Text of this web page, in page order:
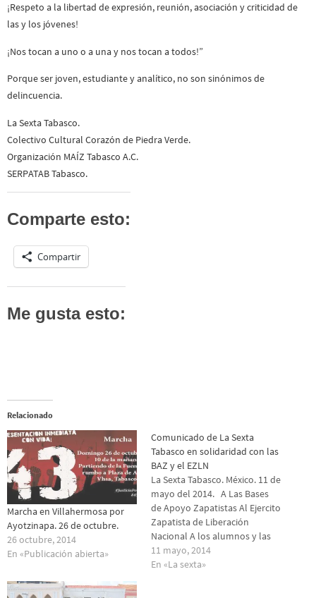
¡Respeto a la libertad de expresión, reunión, asociación y criticidad de
las y los jóvenes!
¡Nos tocan a uno o a una y nos tocan a todos!”
Porque ser joven, estudiante y analítico, no son sinónimos de
delincuencia.
La Sexta Tabasco.
Colectivo Cultural Corazón de Piedra Verde.
Organización MAÍZ Tabasco A.C.
SERPATAB Tabasco.
Comparte esto:
Compartir
Me gusta esto:
Relacionado
Marcha en Villahermosa por
Ayotzinapa. 26 de octubre.
26 octubre, 2014
En «Publicación abierta»
Comunicado de La Sexta
Tabasco en solidaridad con las
BAZ y el EZLN
La Sexta Tabasco. México. 11 de
mayo del 2014. A Las Bases
de Apoyo Zapatistas Al Ejercito
Zapatista de Liberación
Nacional A los alumnos y las
alumnas de la Escuelita
Zapatista A La Sexta Nacional e
11 mayo, 2014
En «La sexta»